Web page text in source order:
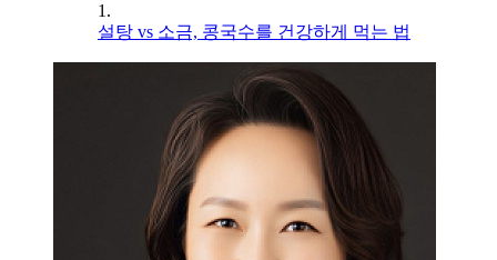
1.
설탕 vs 소금, 콩국수를 건강하게 먹는 법